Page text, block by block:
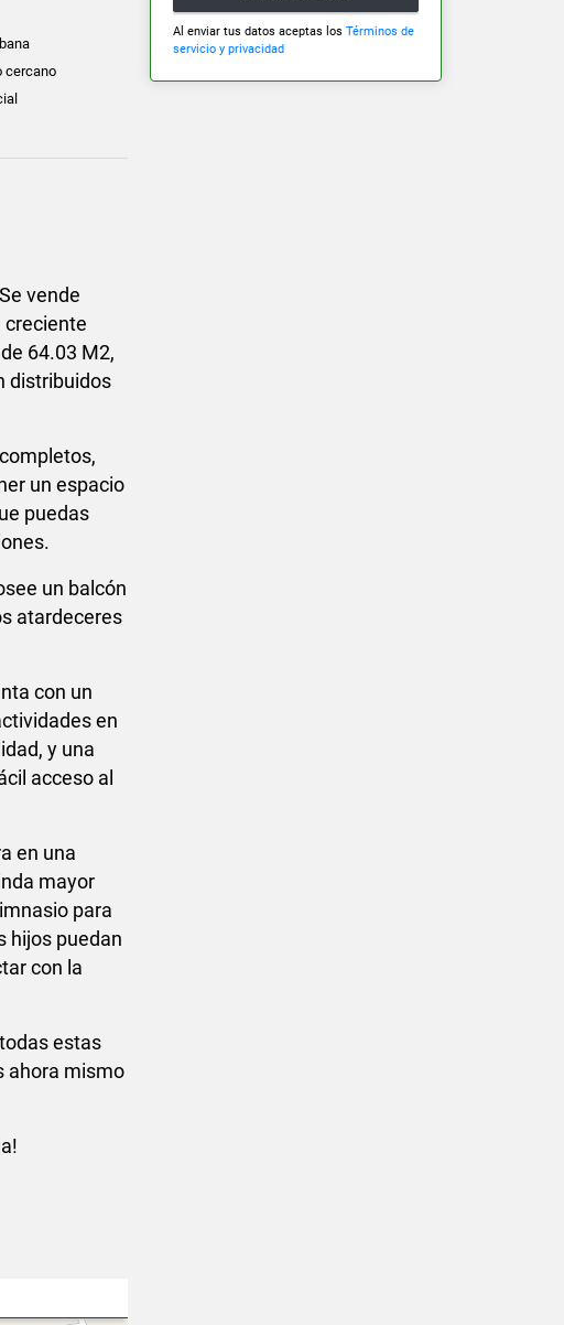
cercano
vende
creciente
64.03 M2,
distribuidos
un espacio
puedas
un balcón
atardeceres
con un
en
y una
acceso al
en una
mayor
para
hijos puedan
con la
estas
ahora mismo
Al enviar tus datos aceptas los Términos de
servicio y privacidad